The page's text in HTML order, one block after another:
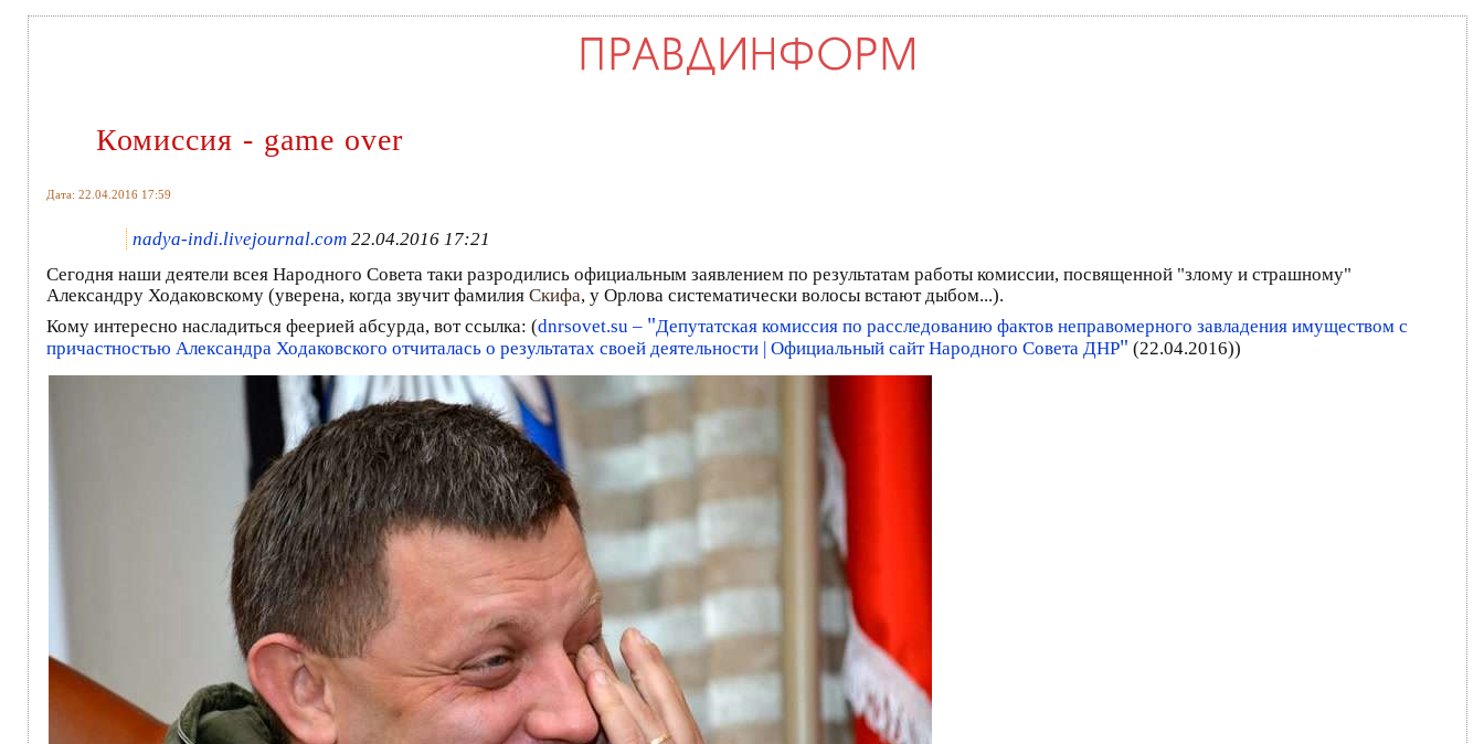
Комиссия - game over
Дата: 22.04.2016 17:59
nadya-indi.livejournal.com 22.04.2016 17:21
Сегодня наши деятели всея Народного Совета таки разродились официальным заявлением по результатам работы комиссии, посвященной "злому и страшному"
Александру Ходаковскому (уверена, когда звучит фамилия Скифа, у Орлова систематически волосы встают дыбом...).
Кому интересно насладиться феерией абсурда, вот ссылка: (dnrsovet.su – "Депутатская комиссия по расследованию фактов неправомерного завладения имуществом с
причастностью Александра Ходаковского отчиталась о результатах своей деятельности | Официальный сайт Народного Совета ДНР" (22.04.2016))